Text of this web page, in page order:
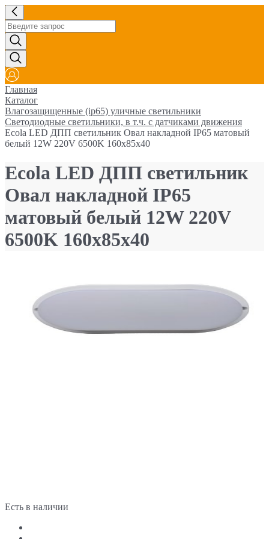
Главная
Каталог
Влагозащищенные (ip65) уличные светильники
Cветодиодные светильники, в т.ч. с датчиками движения
Ecola LED ДПП светильник Овал накладной IP65 матовый
белый 12W 220V 6500K 160x85x40
Ecola LED ДПП светильник
Овал накладной IP65
матовый белый 12W 220V
6500K 160x85x40
Есть в наличии